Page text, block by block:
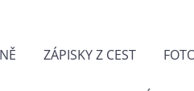
ZÁPISKY Z CEST